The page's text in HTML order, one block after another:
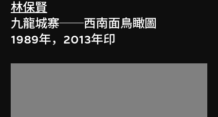
林保賢
九龍城寨──西南面鳥瞰圖
1989年，2013年印